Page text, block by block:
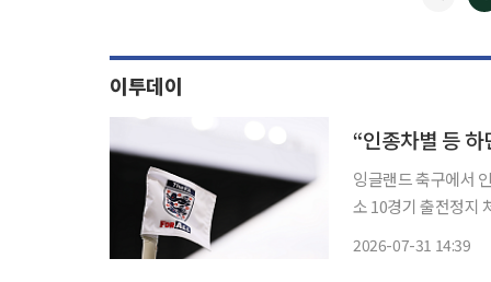
이투데이
“인종차별 등
잉글랜드 축구에서
소 10경기 출전정지 처분을 받는다. 잉글랜드축구협
2026-07-31 14:39